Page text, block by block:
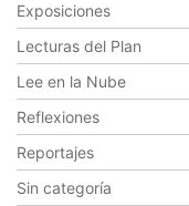
Exposiciones
Lecturas del Plan
Lee en la Nube
Reflexiones
Reportajes
Sin categoría